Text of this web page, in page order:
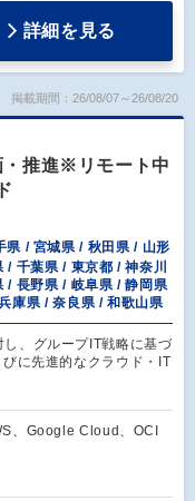
詳細を見る
掲載期間：26/08/07～26/08/20
・推進※リモート中
県 / 宮城県 / 秋田県 / 山形
千葉県 / 東京都 / 神奈川
/ 長野県 / 岐阜県 / 静岡県
庫県 / 奈良県 / 和歌山県
、グループIT戦略に基づ
に先進的なクラウド・IT
、Google Cloud、OCI